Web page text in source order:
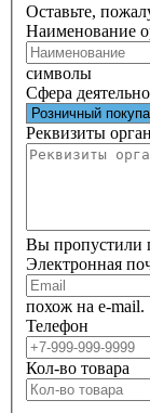
Оставьте,
Наименование
символы
Сфера
Реквизиты
Вы пропустили
Электронная
похож на e-mail.
Телефон
Кол-во товара